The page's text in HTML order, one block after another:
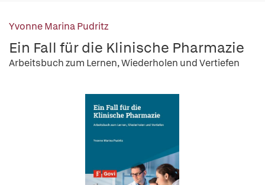
Yvonne Marina Pudritz
Ein Fall für die Klinische Pharmazie
Arbeitsbuch zum Lernen, Wiederholen und Vertiefen